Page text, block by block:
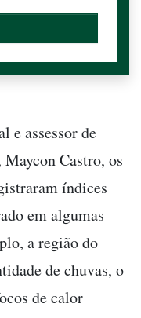
e assessor de
Castro, os
índices
em algumas
a região do
de chuvas, o
de calor